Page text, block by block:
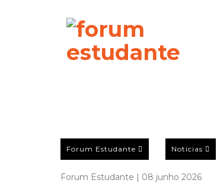
Forum Estudante Notícias
Forum Estudante | 08 junho 2026